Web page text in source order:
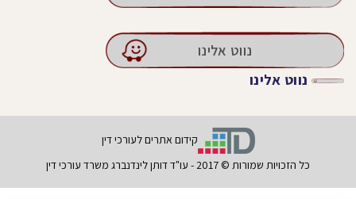
נווט אלינו
נווט אלינו
קידום אתרים לעורכי דין
כל הזכויות שמורות © 2017 - עו"ד דותן לינדנברג משרד עורכי דין